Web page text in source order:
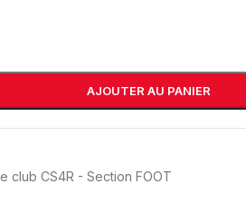
AJOUTER AU PANIER
club CS4R - Section FOOT